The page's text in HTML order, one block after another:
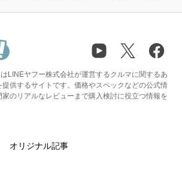
LINEヤフー株式会社が運営するクルマに関するあ
提供するサイトです。価格やスペックなどの公式情
のリアルなレビューまで購入検討に役立つ情報を
オリジナル記事